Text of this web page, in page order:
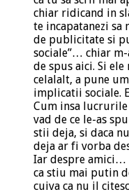
chiar ridicand in
te incapatanezi sa
de publicitate si
sociale”… chiar
de spus aici. Si
celalalt, a pune
implicatii sociale.
Cum insa
vad de ce le-as
stii deja, si daca
deja ar fi vorba
Iar despre amici…
ca stiu mai putin
cuiva ca nu il